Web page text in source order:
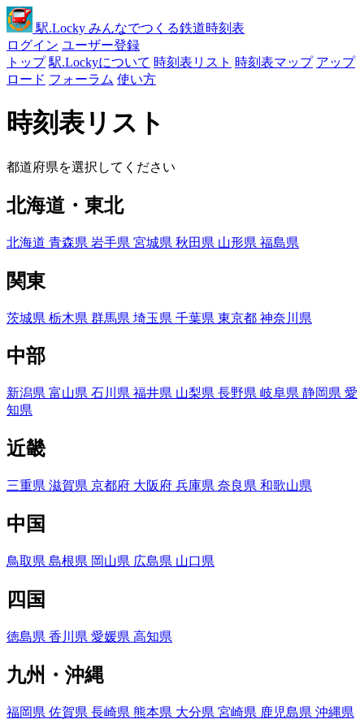
駅.Locky みんなでつくる鉄道時刻表
ログイン ユーザー登録
トップ 駅.Lockyについて 時刻表リスト 時刻表マップ アップ
ロード フォーラム 使い方
時刻表リスト
都道府県を選択してください
北海道・東北
北海道 青森県 岩手県 宮城県 秋田県 山形県 福島県
関東
茨城県 栃木県 群馬県 埼玉県 千葉県 東京都 神奈川県
中部
新潟県 富山県 石川県 福井県 山梨県 長野県 岐阜県 静岡県 愛
知県
近畿
三重県 滋賀県 京都府 大阪府 兵庫県 奈良県 和歌山県
中国
鳥取県 島根県 岡山県 広島県 山口県
四国
徳島県 香川県 愛媛県 高知県
九州・沖縄
福岡県 佐賀県 長崎県 熊本県 大分県 宮崎県 鹿児島県 沖縄県